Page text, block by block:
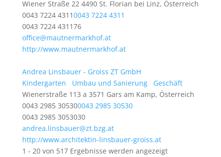
Wiener Straße 22 4490 St. Florian bei Linz, Österreich
0043 7224 43110043 7224 4311
0043 7224 431176
office@mautnermarkhof.at
http://www.mautnermarkhof.at
Andrea Linsbauer - Groiss ZT GmbH
Kindergarten
Umbau und Sanierung
Geschäft
Wienerstraße 113 a 3571 Gars am Kamp, Österreich
0043 2985 305300043 2985 30530
0043 2985 3053030
andrea.linsbauer@zt.bzg.at
http://www.architektin-linsbauer-groiss.at
1 - 20 von 517 Ergebnisse werden angezeigt